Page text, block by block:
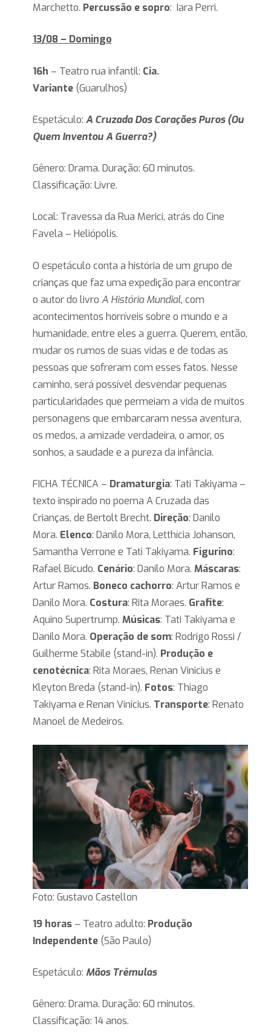
Marchetto. Percussão e sopro: Iara Perri.
13/08 – Domingo
16h – Teatro rua infantil: Cia.
Variante (Guarulhos)
Espetáculo: A Cruzada Dos Corações Puros (Ou
Quem Inventou A Guerra?)
Gênero: Drama. Duração: 60 minutos.
Classificação: Livre.
Local: Travessa da Rua Merici, atrás do Cine
Favela – Heliópolis.
O espetáculo conta a história de um grupo de
crianças que faz uma expedição para encontrar
o autor do livro A História Mundial, com
acontecimentos horríveis sobre o mundo e a
humanidade, entre eles a guerra. Querem, então,
mudar os rumos de suas vidas e de todas as
pessoas que sofreram com esses fatos. Nesse
caminho, será possível desvendar pequenas
particularidades que permeiam a vida de muitos
personagens que embarcaram nessa aventura,
os medos, a amizade verdadeira, o amor, os
sonhos, a saudade e a pureza da infância.
FICHA TÉCNICA – Dramaturgia: Tati Takiyama –
texto inspirado no poema A Cruzada das
Crianças, de Bertolt Brecht. Direção: Danilo
Mora. Elenco: Danilo Mora, Letthícia Johanson,
Samantha Verrone e Tati Takiyama. Figurino:
Rafael Bicudo. Cenário: Danilo Mora. Máscaras:
Artur Ramos. Boneco cachorro: Artur Ramos e
Danilo Mora. Costura: Rita Moraes. Grafite:
Aquino Supertrump. Músicas: Tati Takiyama e
Danilo Mora. Operação de som: Rodrigo Rossi /
Guilherme Stabile (stand-in). Produção e
cenotécnica: Rita Moraes, Renan Vinicius e
Kleyton Breda (stand-in). Fotos: Thiago
Takiyama e Renan Vinicius. Transporte: Renato
Manoel de Medeiros.
Foto: Gustavo Castellon
19 horas – Teatro adulto: Produção
Independente (São Paulo)
Espetáculo: Mãos Trêmulas
Gênero: Drama. Duração: 60 minutos.
Classificação: 14 anos.